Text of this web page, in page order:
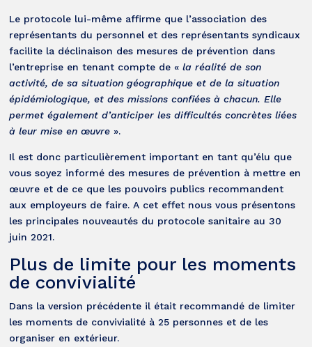
Le protocole lui-même affirme que l’association des
représentants du personnel et des représentants syndicaux
facilite la déclinaison des mesures de prévention dans
l’entreprise en tenant compte de «la réalité de son
activité, de sa situation géographique et de la situation
épidémiologique, et des missions confiées à chacun. Elle
permet également d’anticiper les difficultés concrètes liées
à leur mise en œuvre ».
Il est donc particulièrement important en tant qu’élu que
vous soyez informé des mesures de prévention à mettre en
œuvre et de ce que les pouvoirs publics recommandent
aux employeurs de faire. A cet effet nous vous présentons
les principales nouveautés du protocole sanitaire au 30
juin 2021.
Plus de limite pour les moments
de convivialité
Dans la version précédente il était recommandé de limiter
les moments de convivialité à 25 personnes et de les
organiser en extérieur.